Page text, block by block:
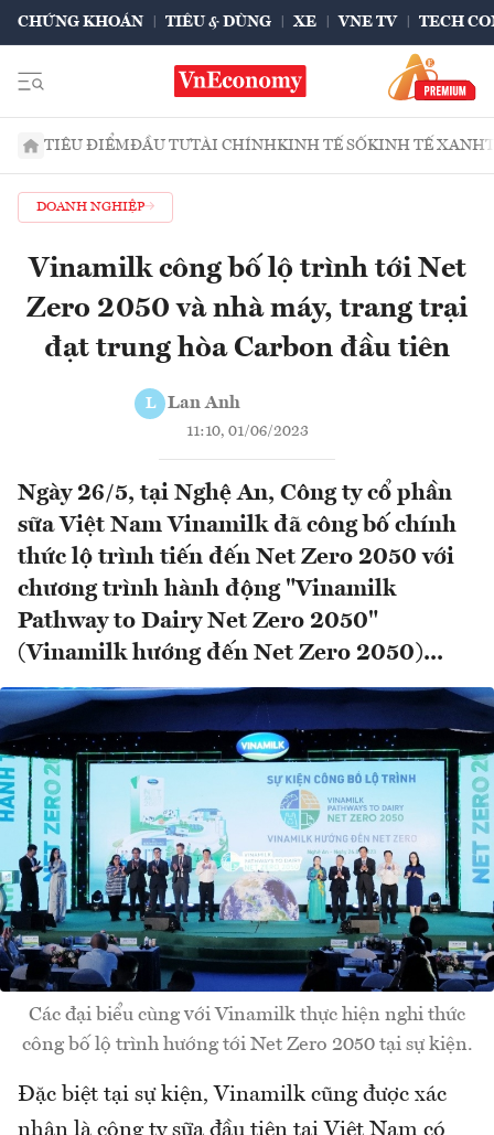
CHỨNG KHOÁN TIÊU & DÙNG XE VNE TV TECH
TIÊU ĐIỂMĐẦU TƯTÀI CHÍNHKINH TẾ SỐKINH TẾ XANH
DOANH NGHIỆP
Vinamilk công bố lộ trình tới Net
Zero 2050 và nhà máy, trang trại
đạt trung hòa Carbon đầu tiên
L Lan Anh
11:10, 01/06/2023
Ngày 26/5, tại Nghệ An, Công ty cổ phần
sữa Việt Nam Vinamilk đã công bố chính
thức lộ trình tiến đến Net Zero 2050 với
chương trình hành động "Vinamilk
Pathway to Dairy Net Zero 2050"
(Vinamilk hướng đến Net Zero 2050)...
Các đại biểu cùng với Vinamilk thực hiện nghi thức
công bố lộ trình hướng tới Net Zero 2050 tại sự kiện.
Đặc biệt tại sự kiện, Vinamilk cũng được xác